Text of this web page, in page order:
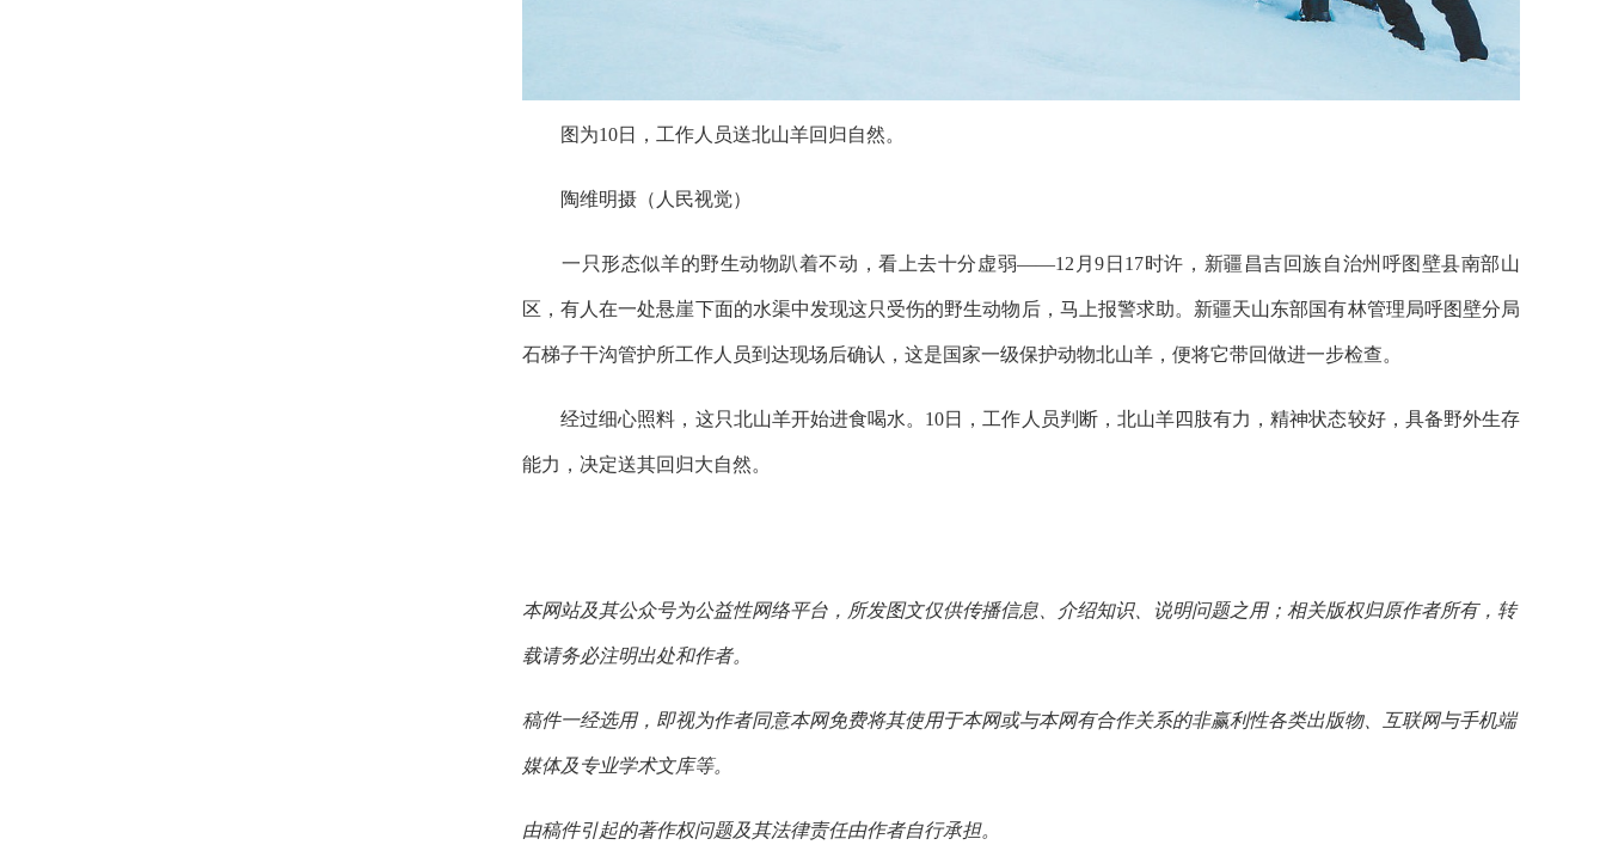
图为10日，工作人员送北山羊回归自然。
陶维明摄（人民视觉）
一只形态似羊的野生动物趴着不动，看上去十分虚弱——12月9日17时许，新疆昌吉回族自治州呼图壁县南部山
区，有人在一处悬崖下面的水渠中发现这只受伤的野生动物后，马上报警求助。新疆天山东部国有林管理局呼图壁分局
石梯子干沟管护所工作人员到达现场后确认，这是国家一级保护动物北山羊，便将它带回做进一步检查。
经过细心照料，这只北山羊开始进食喝水。10日，工作人员判断，北山羊四肢有力，精神状态较好，具备野外生存
能力，决定送其回归大自然。
本网站及其公众号为公益性网络平台，所发图文仅供传播信息、介绍知识、说明问题之用；相关版权归原作者所有，转
载请务必注明出处和作者。
稿件一经选用，即视为作者同意本网免费将其使用于本网或与本网有合作关系的非赢利性各类出版物、互联网与手机端
媒体及专业学术文库等。
由稿件引起的著作权问题及其法律责任由作者自行承担。